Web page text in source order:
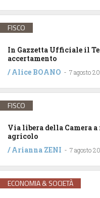
FISCO
In Gazzetta Ufficiale il
accertamento
/Alice BOANO - 7 agosto
FISCO
Via libera della Camera
agricolo
/Arianna ZENI - 7 agosto
ECONOMIA & SOCIETÀ